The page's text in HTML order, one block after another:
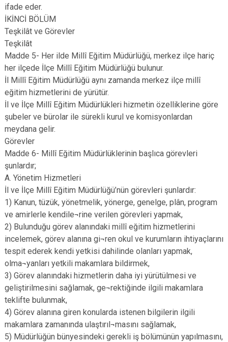
ifade eder.
İKİNCİ BÖLÜM
Teşkilât ve Görevler
Teşkilât
Madde 5- Her ilde Millî Eğitim Müdürlüğü, merkez ilçe hariç
her ilçede İlçe Millî Eğitim Müdürlüğü bulunur.
İl Millî Eğitim Müdürlüğü aynı zamanda merkez ilçe millî
eğitim hizmetlerini de yürütür.
İl ve İlçe Millî Eğitim Müdürlükleri hizmetin özelliklerine göre
şubeler ve bürolar ile sürekli kurul ve komisyonlardan
meydana gelir.
Görevler
Madde 6- Millî Eğitim Müdürlüklerinin başlıca görevleri
şunlardır;
A. Yönetim Hizmetleri
İl ve İlçe Millî Eğitim Müdürlüğü’nün görevleri şunlardır:
1) Kanun, tüzük, yönetmelik, yönerge, genelge, plân, program
ve amirlerle kendile¬rine verilen görevleri yapmak,
2) Bulunduğu görev alanındaki millî eğitim hizmetlerini
incelemek, görev alanına gi¬ren okul ve kurumların ihtiyaçlarını
tespit ederek kendi yetkisi dahilinde olanları yapmak,
olma¬yanları yetkili makamlara bildirmek,
3) Görev alanındaki hizmetlerin daha iyi yürütülmesi ve
geliştirilmesini sağlamak, ge¬rektiğinde ilgili makamlara
teklifte bulunmak,
4) Görev alanına giren konularda istenen bilgilerin ilgili
makamlara zamanında ulaştırıl¬masını sağlamak,
5) Müdürlüğün bünyesindeki gerekli iş bölümünün yapılmasını,